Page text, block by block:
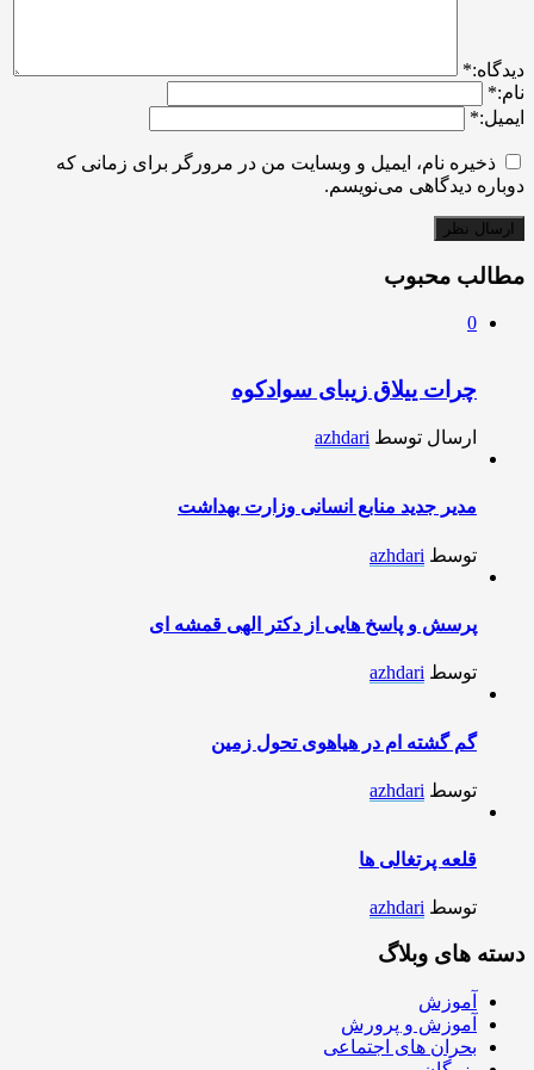
ديدگاه:*
نام:*
ایمیل:*
ذخیره نام، ایمیل و وبسایت من در مرورگر برای زمانی که
دوباره دیدگاهی می‌نویسم.
مطالب محبوب
0
چرات ییلاق زیبای سوادکوه
ارسال توسط azhdari
مدیر جدید منابع انسانی وزارت بهداشت
توسط azhdari
پرسش و پاسخ هایی از دکتر الهی قمشه ای
توسط azhdari
گم گشته ام در هیاهوی تحول زمین
توسط azhdari
قلعه پرتغالی ها
توسط azhdari
دسته های وبلاگ
آموزش
آموزش و پرورش
بحران های اجتماعی